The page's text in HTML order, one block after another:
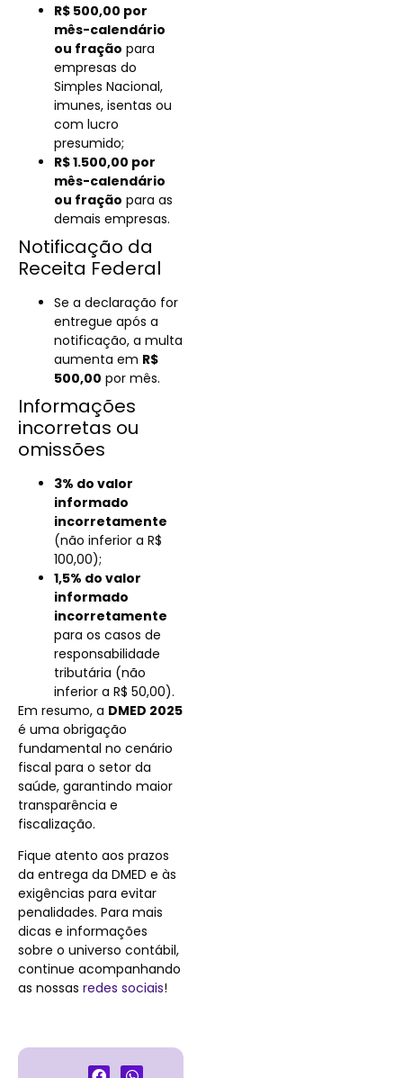
R$ 500,00 por
mês-calendário
ou fração para
empresas do
Simples Nacional,
imunes, isentas ou
com lucro
presumido;
R$ 1.500,00 por
mês-calendário
ou fração para as
demais empresas.
Notificação da
Receita Federal
Se a declaração for
entregue após a
notificação, a multa
aumenta em R$
500,00 por mês.
Informações
incorretas ou
omissões
3% do valor
informado
incorretamente
(não inferior a R$
100,00);
1,5% do valor
informado
incorretamente
para os casos de
responsabilidade
tributária (não
inferior a R$ 50,00).
Em resumo, a DMED 2025
é uma obrigação
fundamental no cenário
fiscal para o setor da
saúde, garantindo maior
transparência e
fiscalização.
Fique atento aos prazos
da entrega da DMED e às
exigências para evitar
penalidades. Para mais
dicas e informações
sobre o universo contábil,
continue acompanhando
as nossas redes sociais!